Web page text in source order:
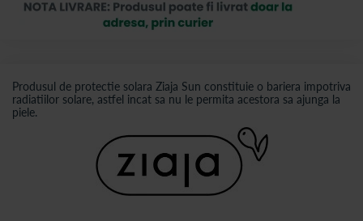
Produsul de protectie solara Ziaja Sun constituie o bariera impotriva
radiatiilor solare, astfel incat sa nu le permita acestora sa ajunga la
piele.